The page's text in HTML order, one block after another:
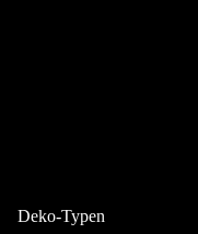
advertenties of inhoud weer te
Deko-Typen